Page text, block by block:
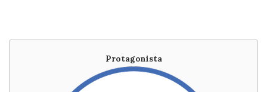
Protagonista